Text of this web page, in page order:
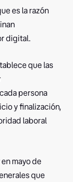
es la razón
digital.
que las
persona
y finalización,
laboral
mayo de
que